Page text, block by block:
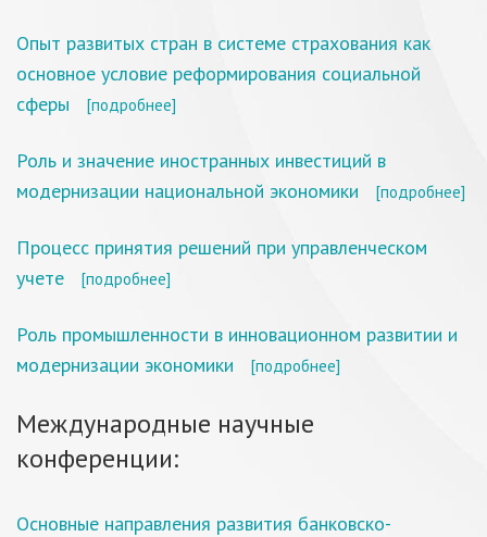
Опыт развитых стран в системе страхования как
основное условие реформирования социальной
сферы
[подробнее]
Роль и значение иностранных инвестиций в
модернизации национальной экономики
[подробнее]
Процесс принятия решений при управленческом
учете
[подробнее]
Роль промышленности в инновационном развитии и
модернизации экономики
[подробнее]
Международные научные
конференции:
Основные направления развития банковско-